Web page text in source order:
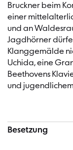
Bruckner beim
einer
und an
Jagdhörner
Klanggemälde
Uchida, eine
Beethovens
und
Besetzung